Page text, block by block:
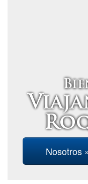
Nosotros »